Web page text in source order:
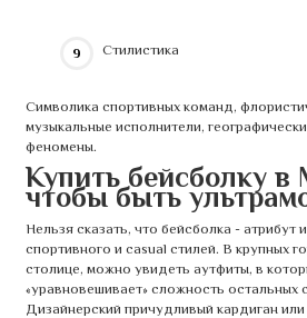
Стилистика
Символика спортивных команд,
музыкальные исполнители,
феномены.
Купить бейсболку в
чтобы быть
Нельзя сказать, что бейсболка - атрибут
спортивного и casual стилей. В крупных
столице, можно увидеть аутфиты, в
«уравновешивает» сложность остальных
Дизайнерский причудливый кардиган